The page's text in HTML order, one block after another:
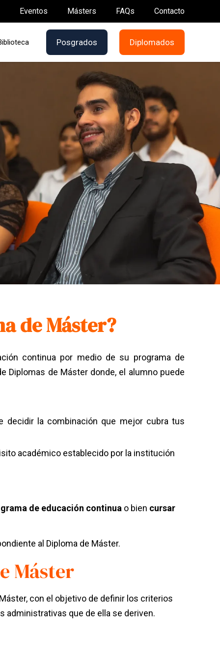
Eventos Másters FAQs Contacto
Posgrados Diplomados
de Máster?
continua por medio de su programa de
Diplomas de Máster donde, el alumno puede
decidir la combinación que mejor cubra tus
académico establecido por la institución
de educación continua o bien cursar
al Diploma de Máster.
Máster
con el objetivo de definir los criterios
administrativas que de ella se deriven.